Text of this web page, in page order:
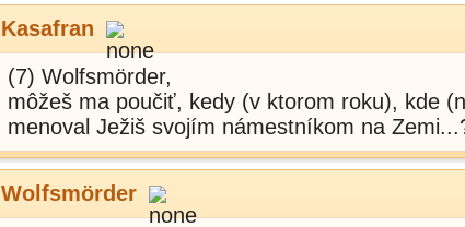
Kasafran
(7) Wolfsmörder,
môžeš ma poučiť, kedy (v ktorom roku), kde
menoval Ježiš svojím námestníkom na
Wolfsmörder